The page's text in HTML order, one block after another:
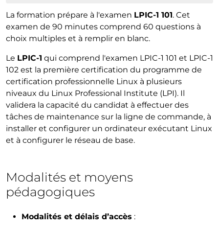
La formation prépare à l'examen LPIC-1 101. Cet
examen de 90 minutes comprend 60 questions à
choix multiples et à remplir en blanc.
Le LPIC-1 qui comprend l'examen LPIC-1 101 et LPIC-1
102 est la première certification du programme de
certification professionnelle Linux à plusieurs
niveaux du Linux Professional Institute (LPI). Il
validera la capacité du candidat à effectuer des
tâches de maintenance sur la ligne de commande, à
installer et configurer un ordinateur exécutant Linux
et à configurer le réseau de base.
Modalités et moyens
pédagogiques
Modalités et délais d’accès :